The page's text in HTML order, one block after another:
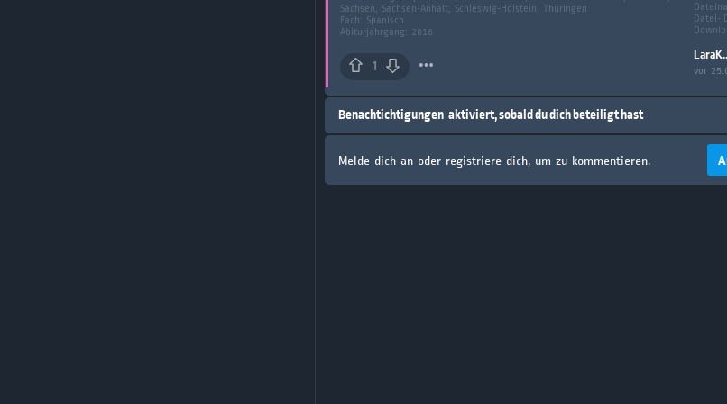
Datei-
LaraK..
vor
Sachsen, Sachsen-Anhalt, Schleswig-Holstein, Thüringen
Fach: Spanisch
Abiturjahrgang: 2016
1
Benachtichtigungen aktiviert, sobald du dich beteiligt hast
Melde dich an oder registriere dich, um zu kommentieren.